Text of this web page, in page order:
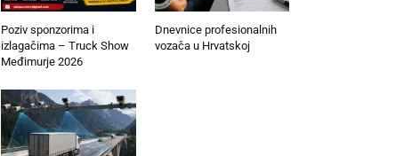
Poziv sponzorima i
izlagačima – Truck Show
Međimurje 2026
Dnevnice profesionalnih
vozača u Hrvatskoj